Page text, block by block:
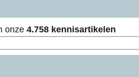
onze 4.758 kennisartikelen